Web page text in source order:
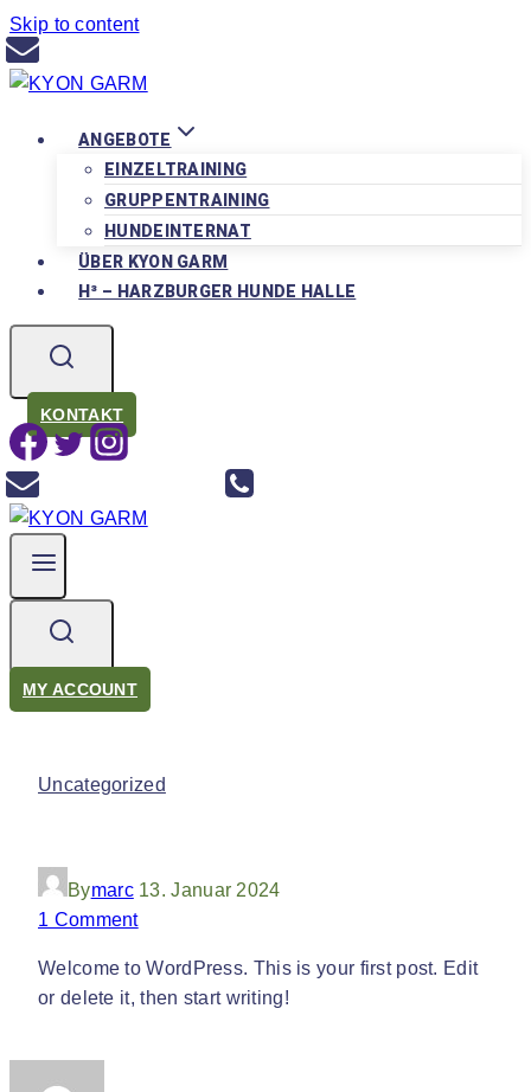
Skip to content
ANGEBOTE
EINZELTRAINING
GRUPPENTRAINING
HUNDEINTERNAT
ÜBER KYON GARM
H³ – HARZBURGER HUNDE HALLE
KONTAKT
MY ACCOUNT
Uncategorized
Bymarc 13. Januar 2024
1 Comment
Welcome to WordPress. This is your first post. Edit
or delete it, then start writing!